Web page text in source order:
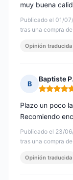
Publicado el 01/
tras una compra
muy buena
Opinión traducida
B
Baptiste P.
Nota: 5 de
Publicado el 23/
tras una compra
Plazo un poco
Recomiendo
Opinión traducida